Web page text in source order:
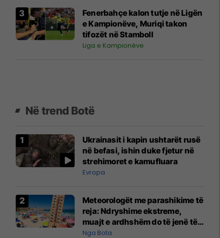
Fenerbahçe kalon tutje në Ligën
e Kampionëve, Muriqi takon
tifozët në Stamboll
Liga e Kampionëve
Në trend Botë
Ukrainasit i kapin ushtarët rusë
në befasi, ishin duke fjetur në
strehimoret e kamufluara
Evropa
Meteorologët me parashikime të
reja: Ndryshime ekstreme,
muajt e ardhshëm do të jenë të
pazakontë
Nga Bota